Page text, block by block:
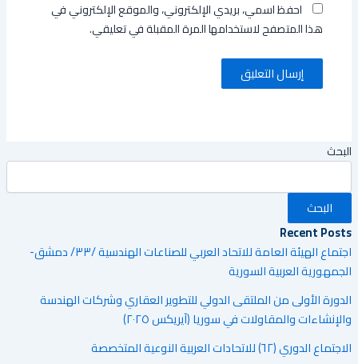
احفظ اسمي، بريدي الإلكتروني، والموقع الإلكتروني في
هذا المتصفح لاستخدامها المرة المقبلة في تعليقي.
البحث
البحث
Recent Posts
اجتماع الهيئة العامة للاتحاد العربي للصناعات الهندسية /٣٣/ دمشق-
الجمهورية العربية السورية
الدورة الأولى من الملتقى الدولي للتطوير العقاري وشركات الهندسة
والإنشاءات والمقاولات في سوريا (آيريكس ٢٠٢٥)
الاجتماع الدوري (٦٢) للاتحادات العربية النوعية المتخصصة